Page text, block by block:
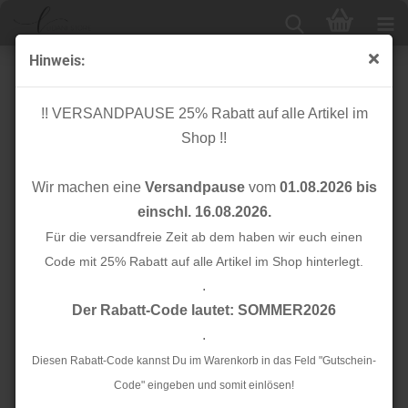
Hinweis:
!! VERSANDPAUSE 25% Rabatt auf alle Artikel im
Shop !!
Wir machen eine Versandpausevom 01.08.2026 bis
einschl. 16.08.2026.
Für die versandfreie Zeit ab dem haben wir euch einen
Code mit 25% Rabatt auf alle Artikel im Shop hinterlegt.
.
Der Rabatt-Code lautet: SOMMER2026
.
Diesen Rabatt-Code kannst Du im Warenkorb in das Feld "Gutschein-
Code" eingeben und somit einlösen!
Strickjersey - Mini Waffel - caramel